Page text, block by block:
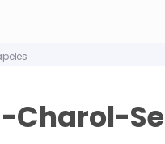
Charol-